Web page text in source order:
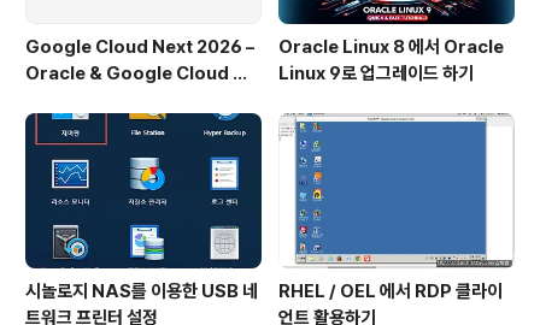
Google Cloud Next 2026 –
Oracle & Google Cloud 파
Oracle Linux 8 에서 Oracle
Linux 9로 업그레이드 하기
시놀로지 NAS를 이용한 USB 네
트워크 프린터 설정
RHEL / OEL 에서 RDP 클라이
언트 활용하기